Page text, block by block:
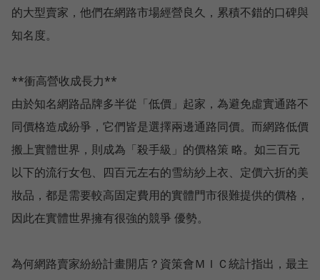
的大型賣家，他們在網路市場經營良久，累積不錯的口碑與
知名度。
**衝高營收成長力**
由於知名網路品牌多半從「低價」起家，為避免虛實通路不
同價格造成紛爭，它們皆是選擇兩邊通路同價。而網路低價
搬上實體世界，則成為「殺手級」的價格策 略。如三百元
以下的流行女包、四百元左右的雪紡紗上衣、定價六折的美
妝品，都是需要較高固定費用的實體門市很難提供的價格，
因此在實體世界擁有很強的競爭 優勢。
為何網路賣家紛紛計畫開店？資策會ＭＩＣ統計指出，最主